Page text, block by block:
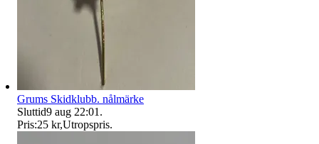
Grums Skidklubb. nålmärke
Sluttid9 aug 22:01 .
Pris:25 kr,Utropspris.